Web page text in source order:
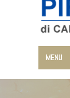
MENU